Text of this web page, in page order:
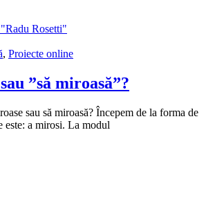
Rosetti"
, Proiecte online
”să miroasă”?
sau să miroasă? Începem de la forma de
a mirosi. La modul